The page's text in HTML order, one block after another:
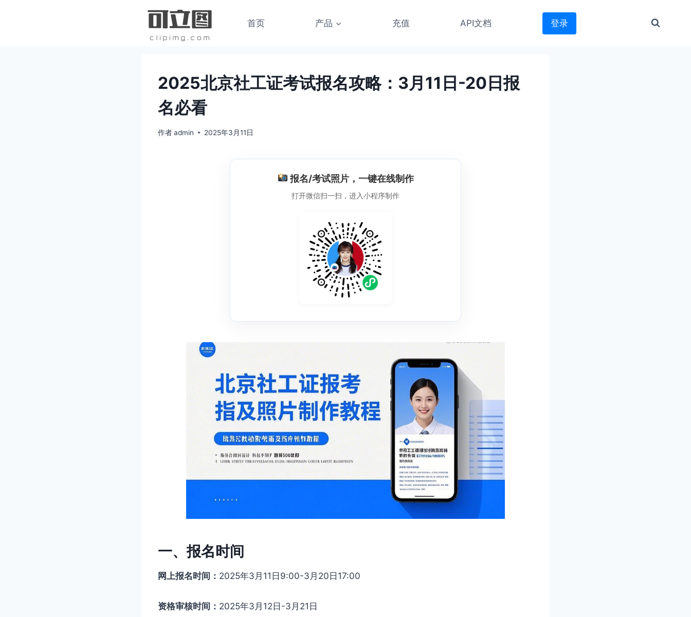
首页 产品 充值 API文档 登录
2025北京社工证考试报名攻略：3月11日-20日报
名必看
作者admin 2025年3月11日
报名/考试照片，一键在线制作
打开微信扫一扫，进入小程序制作
一、报名时间
网上报名时间： 2025年3月11日9:00-3月20日17:00
资格审核时间： 2025年3月12日-3月21日